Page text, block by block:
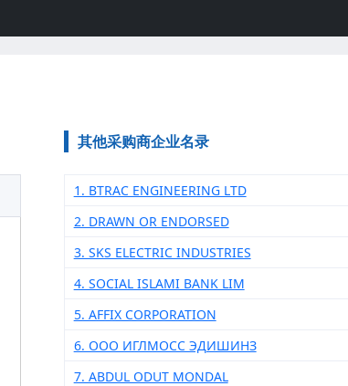
其他采购商企业名录
1. BTRAC ENGINEERING LTD
2. DRAWN OR ENDORSED
3. SKS ELECTRIC INDUSTRIES
4. SOCIAL ISLAMI BANK LIM
5. AFFIX CORPORATION
6. ООО ИГЛМОСС ЭДИШИНЗ
7. ABDUL ODUT MONDAL